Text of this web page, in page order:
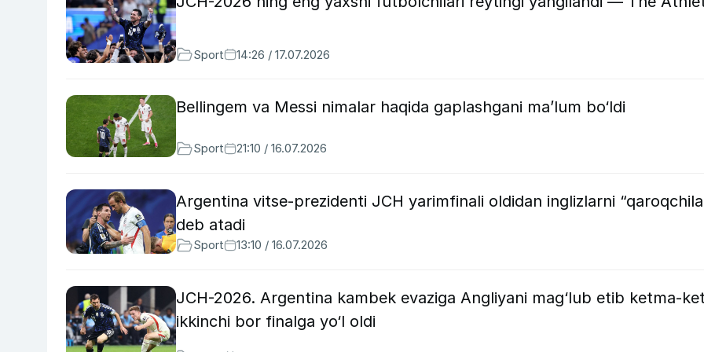
Sport 14:26 / 17.07.2026
Bellingem va Messi nimalar haqida gaplashgani ma’lum bo‘ldi
Sport 21:10 / 16.07.2026
Argentina vitse-prezidenti JCH yarimfinali oldidan inglizlarni
deb atadi
Sport 13:10 / 16.07.2026
JCH-2026. Argentina kambek evaziga Angliyani mag‘lub etib ketma-
ikkinchi bor finalga yo‘l oldi